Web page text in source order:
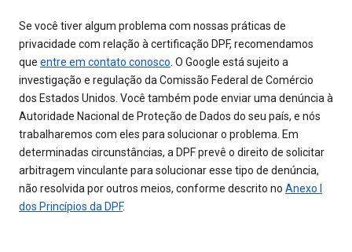
Se você tiver algum problema com nossas práticas de
privacidade com relação à certificação DPF, recomendamos
que entre em contato conosco. O Google está sujeito a
investigação e regulação da Comissão Federal de Comércio
dos Estados Unidos. Você também pode enviar uma denúncia à
Autoridade Nacional de Proteção de Dados do seu país, e nós
trabalharemos com eles para solucionar o problema. Em
determinadas circunstâncias, a DPF prevê o direito de solicitar
arbitragem vinculante para solucionar esse tipo de denúncia,
não resolvida por outros meios, conforme descrito no Anexo I
dos Princípios da DPF.